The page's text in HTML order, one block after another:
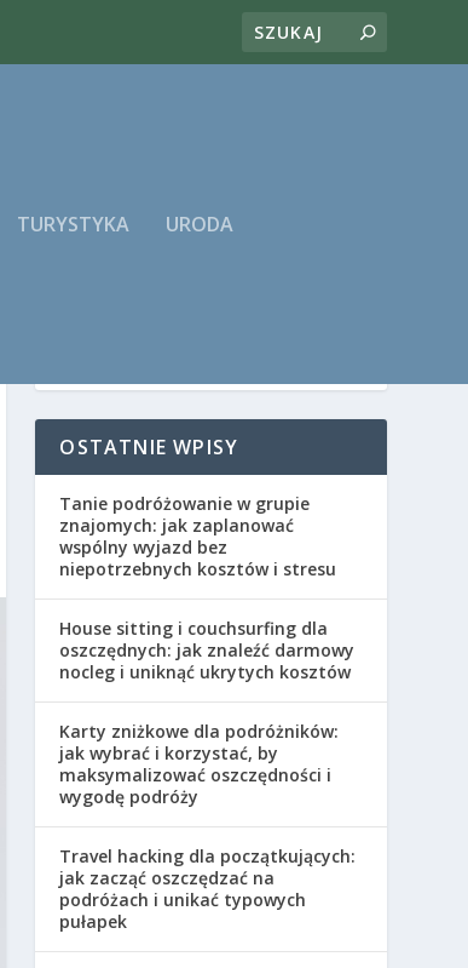
TURYSTYKA URODA
OSTATNIE WPISY
Tanie podróżowanie w grupie
znajomych: jak zaplanować
wspólny wyjazd bez
niepotrzebnych kosztów i stresu
House sitting i couchsurfing dla
oszczędnych: jak znaleźć darmowy
nocleg i uniknąć ukrytych kosztów
Karty zniżkowe dla podróżników:
jak wybrać i korzystać, by
maksymalizować oszczędności i
wygodę podróży
Travel hacking dla początkujących:
jak zacząć oszczędzać na
podróżach i unikać typowych
pułapek